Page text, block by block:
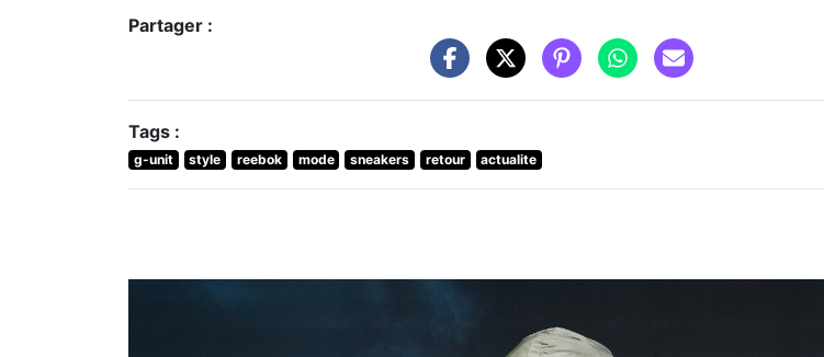
Partager :
Tags :
g-unit style reebok mode sneakers retour actualite